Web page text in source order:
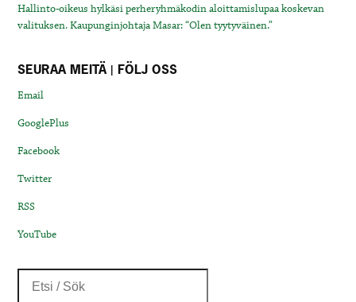
Hallinto-oikeus hylkäsi perheryhmäkodin aloittamislupaa koskevan
valituksen. Kaupunginjohtaja Masar: “Olen tyytyväinen.”
SEURAA MEITÄ | FÖLJ OSS
Email
GooglePlus
Facebook
Twitter
RSS
YouTube